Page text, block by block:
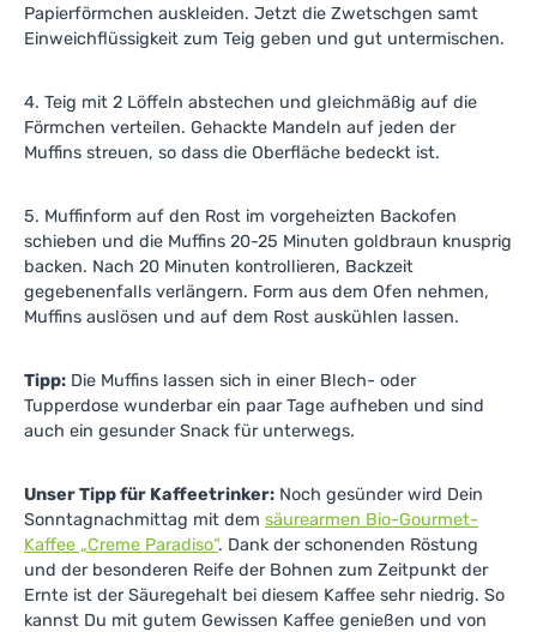
Papierförmchen auskleiden. Jetzt die Zwetschgen samt
Einweichflüssigkeit zum Teig geben und gut untermischen.
4. Teig mit 2 Löffeln abstechen und gleichmäßig auf die
Förmchen verteilen. Gehackte Mandeln auf jeden der
Muffins streuen, so dass die Oberfläche bedeckt ist.
5. Muffinform auf den Rost im vorgeheizten Backofen
schieben und die Muffins 20-25 Minuten goldbraun knusprig
backen. Nach 20 Minuten kontrollieren, Backzeit
gegebenenfalls verlängern. Form aus dem Ofen nehmen,
Muffins auslösen und auf dem Rost auskühlen lassen.
Tipp: Die Muffins lassen sich in einer Blech- oder
Tupperdose wunderbar ein paar Tage aufheben und sind
auch ein gesunder Snack für unterwegs.
Unser Tipp für Kaffeetrinker: Noch gesünder wird Dein
Sonntagnachmittag mit dem säurearmen Bio-Gourmet-
Kaffee „Creme Paradiso“. Dank der schonenden Röstung
und der besonderen Reife der Bohnen zum Zeitpunkt der
Ernte ist der Säuregehalt bei diesem Kaffee sehr niedrig. So
kannst Du mit gutem Gewissen Kaffee genießen und von